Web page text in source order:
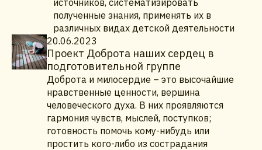
полученные знания, применять их в
различных видах детской деятельности
20.06.2023
Проект Доброта наших сердец в
подготовительной группе
Доброта и милосердие – это высочайшие
нравственные ценности, вершина
человеческого духа. В них проявляются
гармония чувств, мыслей, поступков;
готовность помочь кому-нибудь или
простить кого-либо из сострадания